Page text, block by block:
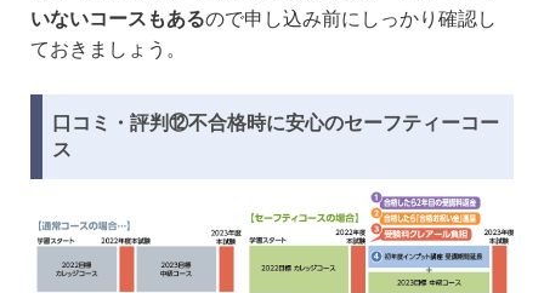
いないコースもあるので申し込み前にしっかり確認し
ておきましょう。
口コミ・評判⑫不合格時に安心のセーフティーコー
ス